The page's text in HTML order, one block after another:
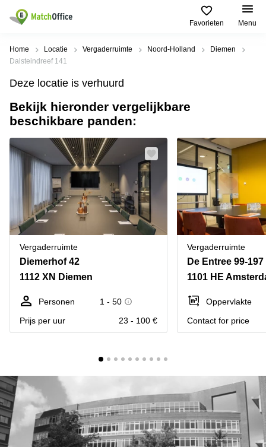
Favorieten Menu
Huren / Verhuren
Productpagina's
Kantoorruimten
Business
Flexplekken
Coworking
Vergaderruimten
Virtueel
Kantoor
Bedrijfsruimte
Populaire
Steden
Alkmaar
Amsterdam
Westpoort
Zoom
Amersfoort
Breda
Hengelo
Hilversum
Hoofddorp
Tiel
Tilburg
Zwolle
Amsterdam
Populaire
zoekopdrachten
Kantoorruimte
in Breda
huren
Bergen
op
Kantoor
huren
Tiel
Kantoor
huren
Reeuwijk
Business
Arnhem
Westpoort
Business
center
Hilversum
Business
Help
Over ons
Voeg je kantoorruimte toe
Huurprijs
Log in
Home Locatie Vergaderruimte Noord-Holland
Diemen
Dalsteindreef 141
Deze locatie is verhuurd
Bekijk hieronder vergelijkbare
beschikbare panden:
Vergaderruimte
Diemerhof 42
1112 XN Diemen
Personen
1 - 50
Prijs per uur
23 - 100 €
Vergaderruimte
De Entree 99-197
1101 HE
Oppervlakte
Contact for price